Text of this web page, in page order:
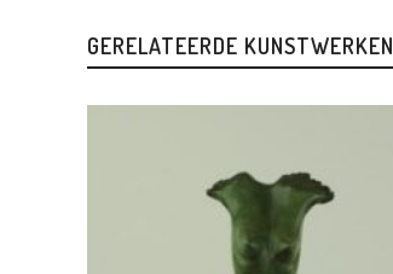
GERELATEERDE KUNSTWERKEN